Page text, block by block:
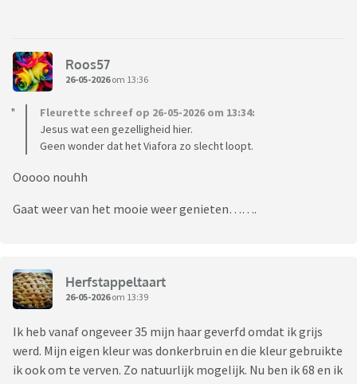
Roos57
26-05-2026om 13:36
Fleurette schreef op 26-05-2026 om 13:34:
Jesus wat een gezelligheid hier.
Geen wonder dat het Viafora zo slecht loopt.
Ooooo nouhh
Gaat weer van het mooie weer genieten…….
Herfstappeltaart
26-05-2026om 13:39
Ik heb vanaf ongeveer 35 mijn haar geverfd omdat ik grijs
werd. Mijn eigen kleur was donkerbruin en die kleur gebruikte
ik ook om te verven. Zo natuurlijk mogelijk. Nu ben ik 68 en ik